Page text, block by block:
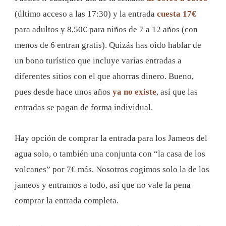
(último acceso a las 17:30) y la entrada cuesta 17€
para adultos y 8,50€ para niños de 7 a 12 años (con
menos de 6 entran gratis). Quizás has oído hablar de
un bono turístico que incluye varias entradas a
diferentes sitios con el que ahorras dinero. Bueno,
pues desde hace unos años ya no existe, así que las
entradas se pagan de forma individual.
Hay opción de comprar la entrada para los Jameos del
agua solo, o también una conjunta con “la casa de los
volcanes” por 7€ más. Nosotros cogimos solo la de los
jameos y entramos a todo, así que no vale la pena
comprar la entrada completa.